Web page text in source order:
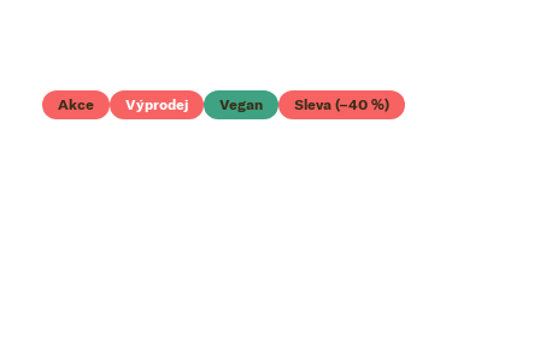
Akce Výprodej Vegan Sleva (–40 %)